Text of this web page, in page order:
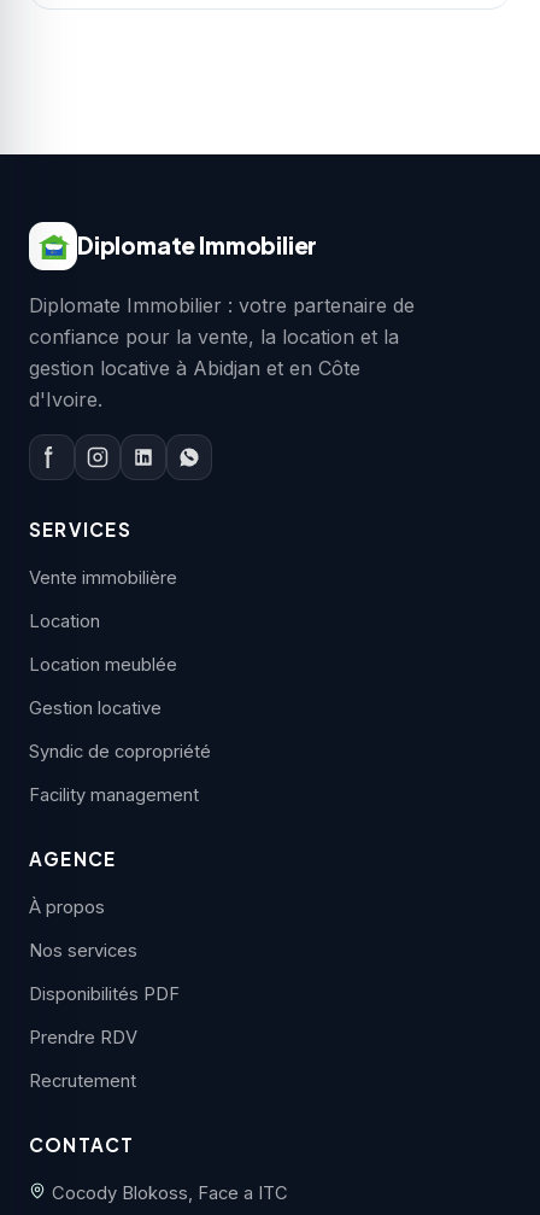
Diplomate Immobilier
Diplomate Immobilier : votre partenaire de
confiance pour la vente, la location et la
gestion locative à Abidjan et en Côte
d'Ivoire.
SERVICES
Vente immobilière
Location
Location meublée
Gestion locative
Syndic de copropriété
Facility management
AGENCE
À propos
Nos services
Disponibilités PDF
Prendre RDV
Recrutement
CONTACT
Cocody Blokoss, Face a ITC